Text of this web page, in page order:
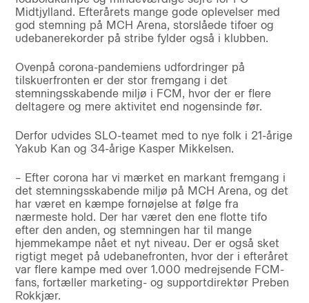
Midtjylland. Efterårets mange gode oplevelser med
god stemning på MCH Arena, storslåede tifoer og
udebanerekorder på stribe fylder også i klubben.
Ovenpå corona-pandemiens udfordringer på
tilskuerfronten er der stor fremgang i det
stemningsskabende miljø i FCM, hvor der er flere
deltagere og mere aktivitet end nogensinde før.
Derfor udvides SLO-teamet med to nye folk i 21-årige
Yakub Kan og 34-årige Kasper Mikkelsen.
– Efter corona har vi mærket en markant fremgang i
det stemningsskabende miljø på MCH Arena, og det
har været en kæmpe fornøjelse at følge fra
nærmeste hold. Der har været den ene flotte tifo
efter den anden, og stemningen har til mange
hjemmekampe nået et nyt niveau. Der er også sket
rigtigt meget på udebanefronten, hvor der i efteråret
var flere kampe med over 1.000 medrejsende FCM-
fans, fortæller marketing- og supportdirektør Preben
Rokkjær.